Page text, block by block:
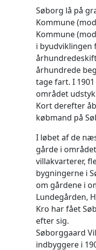
Søborg lå på
Kommune
Kommune
i byudviklingen
århundrede
tage fart. I
området
Kort derefter
købmand på
I løbet af de
gårde i
villakvarterer,
bygningerne i
om gårdene i
Lundegården,
Kro har fået
efter sig.
Søborggaard
indbyggere i